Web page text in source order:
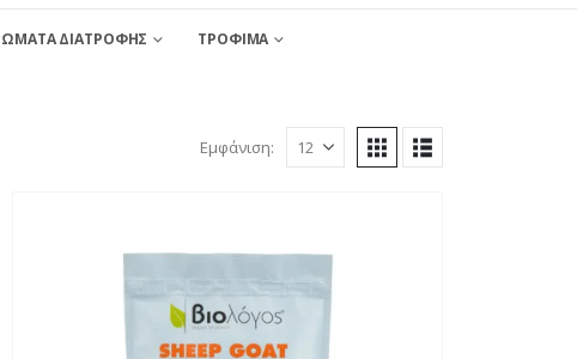
ΔΙΑΤΡΟΦΗΣ ΤΡΟΦΙΜΑ
Εμφάνιση: